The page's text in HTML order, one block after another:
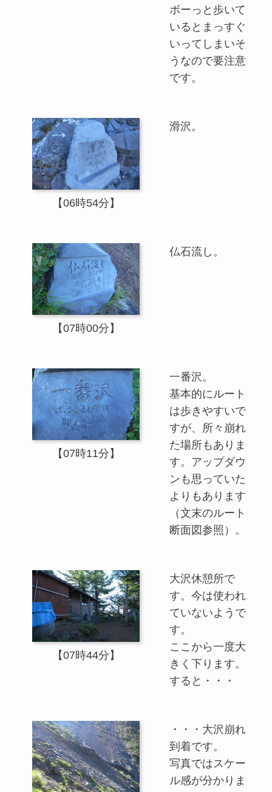
ボーっと歩いて
いるとまっすぐ
いってしまいそ
うなので要注意
です。
【06時54分】
滑沢。
【07時00分】
仏石流し。
【07時11分】
一番沢。
基本的にルート
は歩きやすいで
すが、所々崩れ
た場所もありま
す。アップダウ
ンも思っていた
よりもあります
（文末のルート
断面図参照）。
【07時44分】
大沢休憩所で
す。今は使われ
ていないようで
す。
ここから一度大
きく下ります。
すると・・・
・・・大沢崩れ
到着です。
写真ではスケー
ル感が分かりま